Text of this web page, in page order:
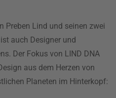
Preben Lind und seinen zwei
auch Designer und
Der Fokus von LIND DNA
aus dem Herzen von
Planeten im Hinterkopf: